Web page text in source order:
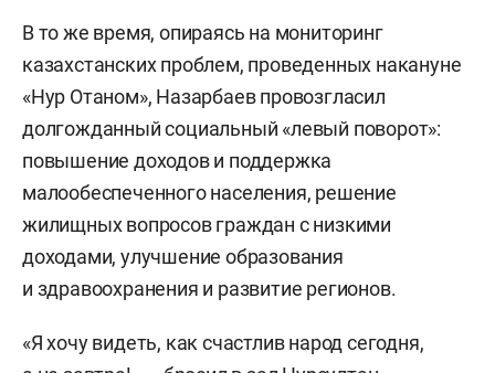
В то же время, опираясь на мониторинг
казахстанских проблем, проведенных накануне
«Нур Отаном», Назарбаев провозгласил
долгожданный социальный «левый поворот»:
повышение доходов и поддержка
малообеспеченного населения, решение
жилищных вопросов граждан с низкими
доходами, улучшение образования
и здравоохранения и развитие регионов.
«Я хочу видеть, как счастлив народ сегодня,